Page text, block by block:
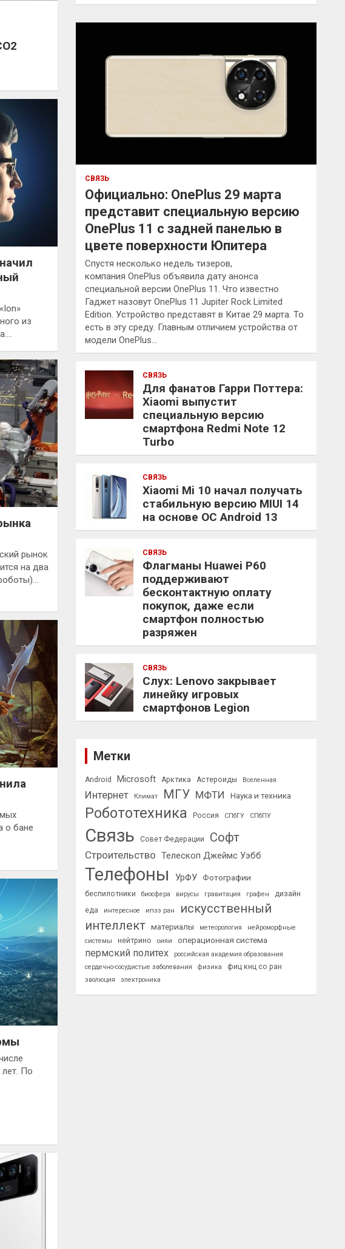
из
рынок
на два
о бане
По
СВЯЗЬ
Официально: OnePlus 29 марта
представит специальную версию
OnePlus 11 с задней панелью в
цвете поверхности Юпитера
Спустя несколько недель тизеров,
компания OnePlus объявила дату анонса
специальной версии OnePlus 11. Что известно
Гаджет назовут OnePlus 11 Jupiter Rock Limited
Edition. Устройство представят в Китае 29 марта. То
есть в эту среду. Главным отличием устройства от
модели OnePlus…
СВЯЗЬ
Для фанатов Гарри Поттера:
Xiaomi выпустит
специальную версию
смартфона Redmi Note 12
Turbo
СВЯЗЬ
Xiaomi Mi 10 начал получать
стабильную версию MIUI 14
на основе ОС Android 13
СВЯЗЬ
Флагманы Huawei P60
поддерживают
бесконтактную оплату
покупок, даже если
смартфон полностью
разряжен
СВЯЗЬ
Слух: Lenovo закрывает
линейку игровых
смартфонов Legion
Метки
Android Microsoft Арктика Астероиды Вселенная
Интернет Климат МГУ МФТИ Наука и техника
Робототехника Россия СПбГУ СПбПУ
Связь Совет Федерации Софт
Строительство Телескоп Джеймс Уэбб
Телефоны УрФУ Фотографии
беспилотники биосфера вирусы гравитация графен
дизайн
еда
интересное ипээ ран
искусственный
интеллект материалы метеорология
нейроморфные
системы
нейтрино оияи операционная система
пермский политех
российская академия образования
сердечно-сосудистые заболевания
физика фиц кнц со ран
эволюция электроника